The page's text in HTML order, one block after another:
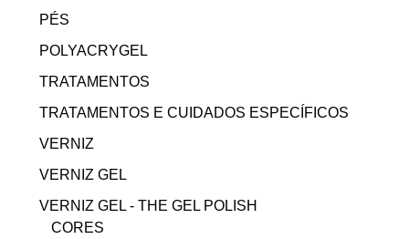
PÉS
POLYACRYGEL
TRATAMENTOS
TRATAMENTOS E CUIDADOS ESPECÍFICOS
VERNIZ
VERNIZ GEL
VERNIZ GEL - THE GEL POLISH
CORES